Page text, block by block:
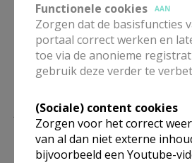
Lees meer
Functionele cookies
AAN
Zorgen dat de basisfuncties
portaal correct werken en
toe via de anonieme
gebruik deze verder te
(Sociale) content cookies
Zorgen voor het correct
van al dan niet externe
bijvoorbeeld een Youtube-